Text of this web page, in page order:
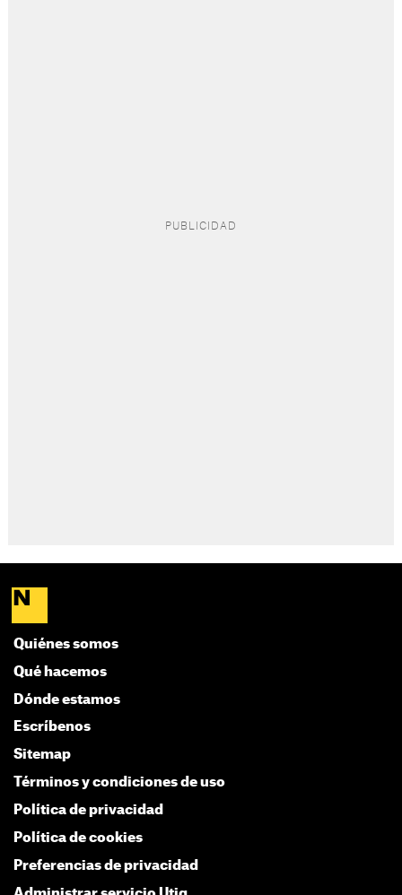
Quiénes somos
Qué hacemos
Dónde estamos
Escríbenos
Sitemap
Términos y condiciones de uso
Política de privacidad
Política de cookies
Preferencias de privacidad